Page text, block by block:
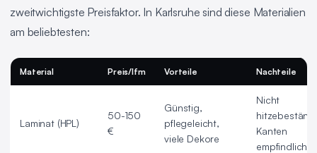
zweitwichtigste Preisfaktor. In Karlsruhe sind diese Materialien
am beliebtesten:
Material Preis/lfm Vorteile Nachteile
Laminat (HPL)
50-150
€
Günstig,
pflegeleicht,
viele Dekore
Nicht
Kanten
empfindlich